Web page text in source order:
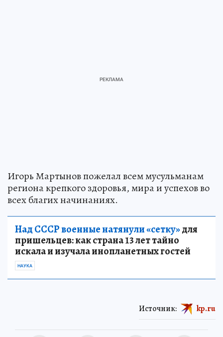
Игорь Мартынов пожелал всем мусульманам
региона крепкого здоровья, мира и успехов во
всех благих начинаниях.
Над СССР военные натянули «сетку»для
пришельцев: как страна 13 лет тайно
искала и изучала инопланетных гостей
НАУКА
Источник: kp.ru